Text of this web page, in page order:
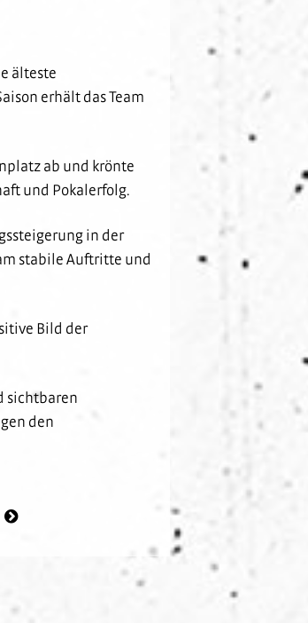
älteste
erhält das Team
ab und krönte
und Pokalerfolg.
in der
stabile Auftritte und
Bild der
sichtbaren
den